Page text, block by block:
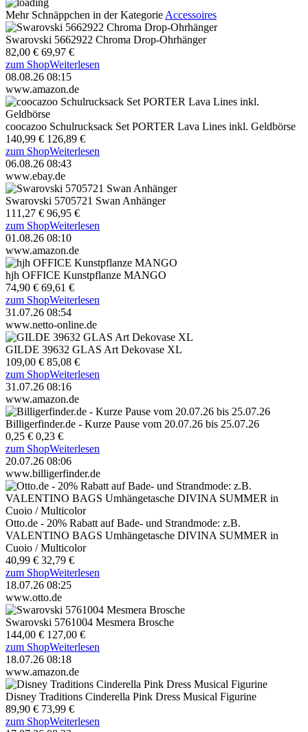
Mehr Schnäppchen in der Kategorie Accessoires
Swarovski 5662922 Chroma Drop-Ohrhänger
82,00 € 69,97 €
zum ShopWeiterlesen
08.08.26 08:15
www.amazon.de
coocazoo Schulrucksack Set PORTER Lava Lines inkl. Geldbörse
140,99 € 126,89 €
zum ShopWeiterlesen
06.08.26 08:43
www.ebay.de
Swarovski 5705721 Swan Anhänger
111,27 € 96,95 €
zum ShopWeiterlesen
01.08.26 08:10
www.amazon.de
hjh OFFICE Kunstpflanze MANGO
74,90 € 69,61 €
zum ShopWeiterlesen
31.07.26 08:54
www.netto-online.de
GILDE 39632 GLAS Art Dekovase XL
109,00 € 85,08 €
zum ShopWeiterlesen
31.07.26 08:16
www.amazon.de
Billigerfinder.de - Kurze Pause vom 20.07.26 bis 25.07.26
0,25 € 0,23 €
zum ShopWeiterlesen
20.07.26 08:06
www.billigerfinder.de
Otto.de - 20% Rabatt auf Bade- und Strandmode: z.B.
VALENTINO BAGS Umhängetasche DIVINA SUMMER in
Cuoio / Multicolor
40,99 € 32,79 €
zum ShopWeiterlesen
18.07.26 08:25
www.otto.de
Swarovski 5761004 Mesmera Brosche
144,00 € 127,00 €
zum ShopWeiterlesen
18.07.26 08:18
www.amazon.de
Disney Traditions Cinderella Pink Dress Musical Figurine
89,90 € 73,99 €
zum ShopWeiterlesen